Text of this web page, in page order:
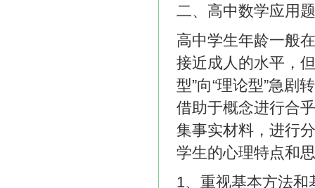
二、高中数学应用
高中学生年龄一般
接近成人的水平，
型”向“理论型”急剧
借助于概念进行合
集事实材料，进行
学生的心理特点和
1、重视基本方法